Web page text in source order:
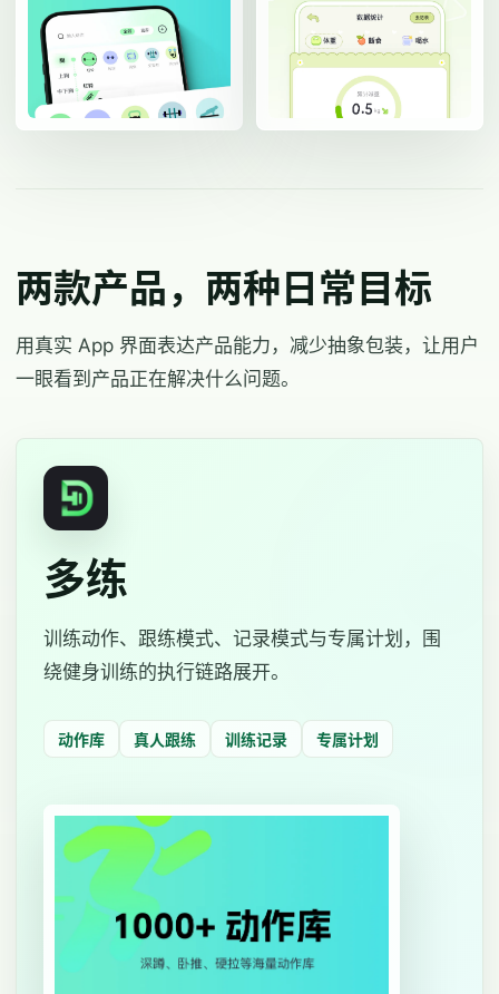
两款产品，两种日常目标
用真实 App 界面表达产品能力，减少抽象包装，让用户
一眼看到产品正在解决什么问题。
多练
训练动作、跟练模式、记录模式与专属计划，围
绕健身训练的执行链路展开。
动作库 真人跟练 训练记录 专属计划